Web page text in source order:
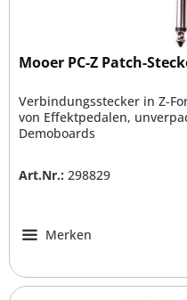
Mooer PC-Z Patch-
Verbindungsstecker in Z-
von Effektpedalen,
Demoboards
Art.Nr.: 298829
Merken